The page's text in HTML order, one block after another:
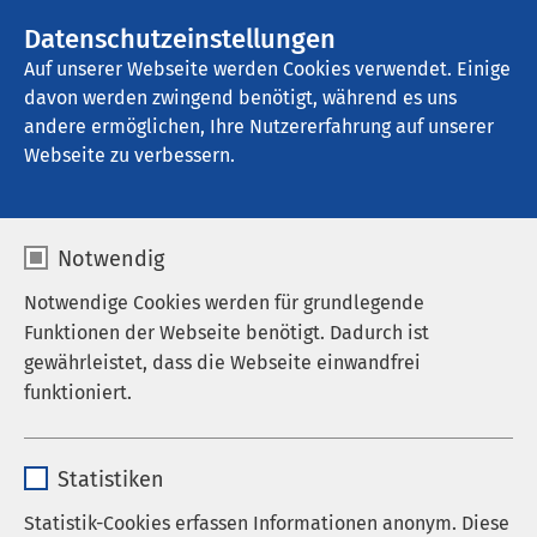
Datenschutzeinstellungen
Auf unserer Webseite werden Cookies verwendet. Einige
davon werden zwingend benötigt, während es uns
andere ermöglichen, Ihre Nutzererfahrung auf unserer
Webseite zu verbessern.
Notwendig
Notwendige Cookies werden für grundlegende
Funktionen der Webseite benötigt. Dadurch ist
gewährleistet, dass die Webseite einwandfrei
funktioniert.
Anbieter sgalinski
Statistiken
Statistik-Cookies erfassen Informationen anonym. Diese
AMEOS Klinikum Heiligenhafen
Datenschutz
Hinweise zum Datenschutz
der AMEOS Gruppe
1. Datenschutz